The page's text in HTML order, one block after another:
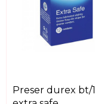
preser durex bt/12